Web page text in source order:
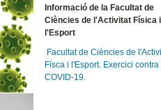
Informació de la Facultat de
Ciències de l'Activitat Física i
l'Esport
Facultat de Ciències de
Físca i l'Esport. Exercici contra
COVID-19.